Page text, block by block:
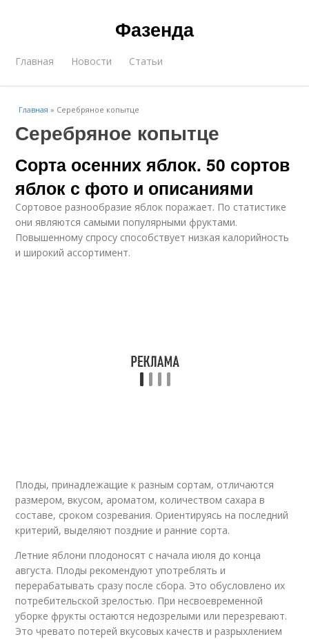
Фазенда
Главная Новости Статьи
Главная » Серебряное копытце
Серебряное копытце
Сорта осенних яблок. 50 сортов
яблок с фото и описаниями
Сортовое разнообразие яблок поражает. По статистике
они являются самыми популярными фруктами.
Повышенному спросу способствует низкая калорийность
и широкий ассортимент.
Плоды, принадлежащие к разным сортам, отличаются
размером, вкусом, ароматом, количеством сахара в
составе, сроком созревания. Ориентируясь на последний
критерий, выделяют поздние и ранние сорта.
Летние яблони плодоносят с начала июля до конца
августа. Плоды рекомендуют употреблять и
перерабатывать сразу после сбора. Это обусловлено их
потребительской зрелостью. При несвоевременной
уборке фрукты остаются недозрелыми или перезревают.
Это чревато потерей вкусовых качеств и разрыхлением